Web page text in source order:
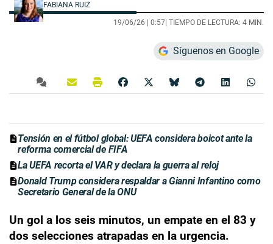
FABIANA RUIZ
19/06/26 | 0:57 | TIEMPO DE LECTURA: 4 MIN.
Síguenos en Google
Tensión en el fútbol global: UEFA considera boicot ante la
reforma comercial de FIFA
La UEFA recorta el VAR y declara la guerra al reloj
Donald Trump considera respaldar a Gianni Infantino como
Secretario General de la ONU
Un gol a los seis minutos, un empate en el 83 y
dos selecciones atrapadas en la urgencia.